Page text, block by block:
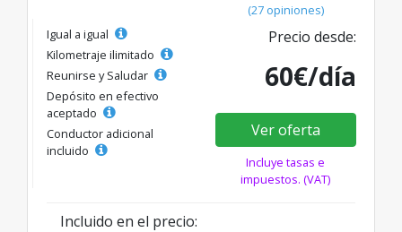
(27 opiniones)
Igual a igual
Kilometraje ilimitado
Reunirse y Saludar
Depósito en efectivo
aceptado
Conductor adicional
incluido
Precio desde:
60€/día
Ver oferta
Incluye tasas e
impuestos. (VAT)
Incluido en el precio: